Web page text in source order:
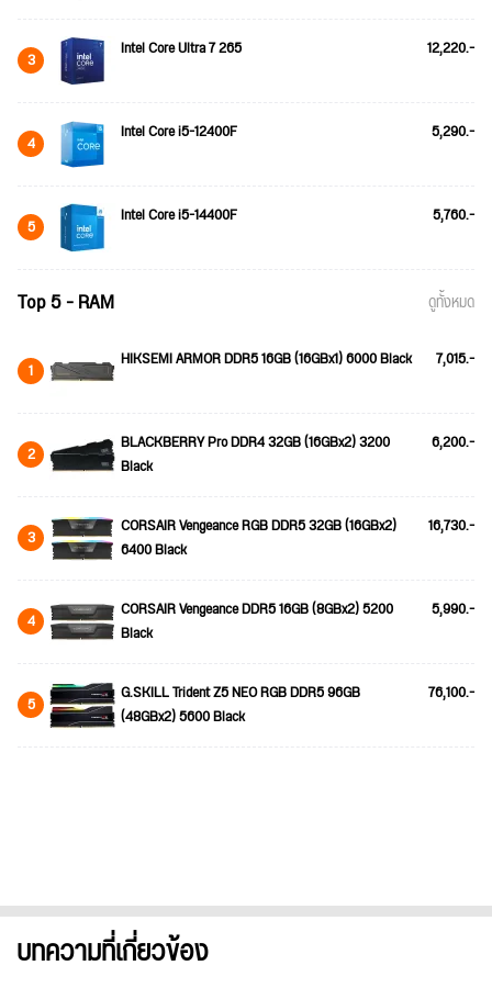
3 Intel Core Ultra 7 265 12,220.-
4 Intel Core i5-12400F 5,290.-
5 Intel Core i5-14400F 5,760.-
Top 5 - RAM ดูทั้งหมด
1 HIKSEMI ARMOR DDR5 16GB (16GBx1) 6000 Black 7,015.-
2
BLACKBERRY Pro DDR4 32GB (16GBx2) 3200
Black
6,200.-
3
CORSAIR Vengeance RGB DDR5 32GB (16GBx2)
6400 Black
16,730.-
4
CORSAIR Vengeance DDR5 16GB (8GBx2) 5200
Black
5,990.-
5
G.SKILL Trident Z5 NEO RGB DDR5 96GB
(48GBx2) 5600 Black
76,100.-
บทความที่เกี่ยวข้อง